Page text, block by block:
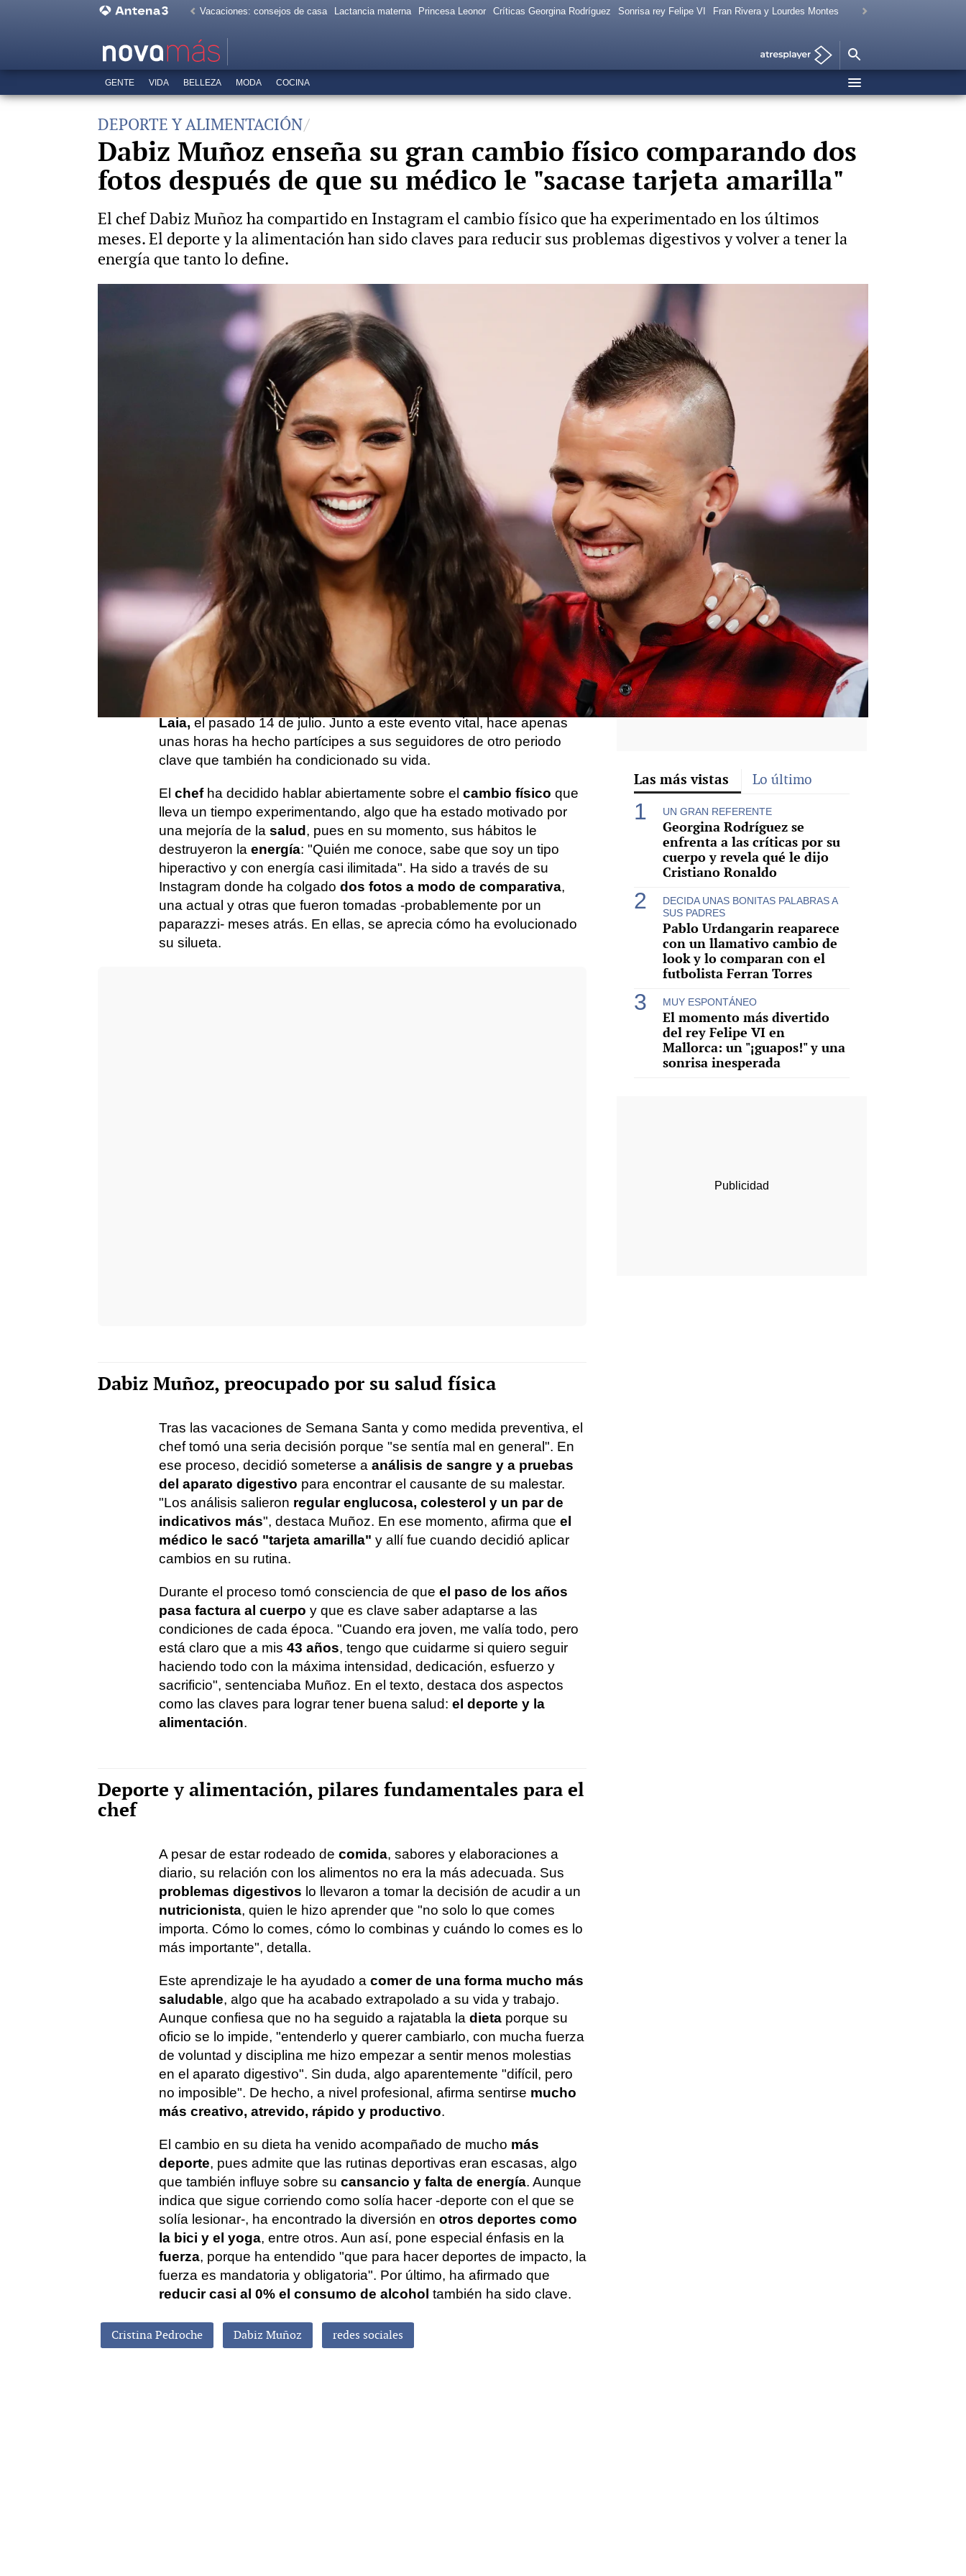
Vacaciones: consejos de casa Lactancia materna Princesa Leonor Críticas Georgina Rodríguez Sonrisa rey Felipe VI Fran Rivera y Lourdes Montes
GENTE VIDA BELLEZA MODA COCINA
DEPORTE Y ALIMENTACIÓN
Dabiz Muñoz enseña su gran cambio físico comparando dos
fotos después de que su médico le "sacase tarjeta amarilla"
El chef Dabiz Muñoz ha compartido en Instagram el cambio físico que ha experimentado en los últimos
meses. El deporte y la alimentación han sido claves para reducir sus problemas digestivos y volver a tener la
energía que tanto lo define.
Cristina Pedroche y Dabiz Muñoz ya son padres: Publican la primera foto de su hija y desvelan su nombre
Cristina Pedroche cuenta que Dabiz Muñoz "está comiéndose todo el chaparrón" del embarazo: "Hay veces que digo 'ay pobre'"
Míriam Martos
Barcelona
16 de agosto de 2023, 14:28
WhatsappFacebook
X Flipboard
Recientemente, la vida de Dabiz Muñoz , considerado uno de los
mejores cocineros del mundo
, ha cambiado considerablemente.
Hace apenas unas semanas se convertía en padre junto a su mujer,
Cristina Pedroche
. La pareja dio la bienvenida a
su primera hija,
Laia, el pasado 14 de julio. Junto a este evento vital, hace apenas
unas horas ha hecho partícipes a sus seguidores de otro periodo
clave que también ha condicionado su vida.
El chef ha decidido hablar abiertamente sobre el cambio físico que
lleva un tiempo experimentando, algo que ha estado motivado por
una mejoría de la salud , pues en su momento, sus hábitos le
destruyeron la energía: "Quién me conoce, sabe que soy un tipo
hiperactivo y con energía casi ilimitada". Ha sido a través de su
Instagram donde ha colgado dos fotos a modo de comparativa,
una actual y otras que fueron tomadas -probablemente por un
paparazzi- meses atrás. En ellas, se aprecia cómo ha evolucionado
su silueta.
Dabiz Muñoz, preocupado por su salud física
Tras las vacaciones de Semana Santa y como medida preventiva, el
chef tomó una seria decisión porque "se sentía mal en general". En
ese proceso, decidió someterse a análisis de sangre y a pruebas
del aparato digestivo para encontrar el causante de su malestar.
"Los análisis salieron regular englucosa, colesterol y un par de
indicativos más", destaca Muñoz. En ese momento, afirma que el
médico le sacó "tarjeta amarilla" y allí fue cuando decidió aplicar
cambios en su rutina.
Durante el proceso tomó consciencia de que el paso de los años
pasa factura al cuerpo y que es clave saber adaptarse a las
condiciones de cada época. "Cuando era joven, me valía todo, pero
está claro que a mis 43 años, tengo que cuidarme si quiero seguir
haciendo todo con la máxima intensidad, dedicación, esfuerzo y
sacrificio", sentenciaba Muñoz. En el texto, destaca dos aspectos
como las claves para lograr tener buena salud: el deporte y la
alimentación.
Deporte y alimentación, pilares fundamentales para el
chef
A pesar de estar rodeado de comida, sabores y elaboraciones a
diario, su relación con los alimentos no era la más adecuada. Sus
problemas digestivos lo llevaron a tomar la decisión de acudir a un
nutricionista, quien le hizo aprender que "no solo lo que comes
importa. Cómo lo comes, cómo lo combinas y cuándo lo comes es lo
más importante", detalla.
Este aprendizaje le ha ayudado a comer de una forma mucho más
saludable, algo que ha acabado extrapolado a su vida y trabajo.
Aunque confiesa que no ha seguido a rajatabla la dieta porque su
oficio se lo impide, "entenderlo y querer cambiarlo, con mucha fuerza
de voluntad y disciplina me hizo empezar a sentir menos molestias
en el aparato digestivo". Sin duda, algo aparentemente "difícil, pero
no imposible". De hecho, a nivel profesional, afirma sentirse mucho
más creativo, atrevido, rápido y productivo.
El cambio en su dieta ha venido acompañado de mucho más
deporte, pues admite que las rutinas deportivas eran escasas, algo
que también influye sobre su cansancio y falta de energía. Aunque
indica que sigue corriendo como solía hacer -deporte con el que se
solía lesionar-, ha encontrado la diversión en otros deportes como
la bici y el yoga, entre otros. Aun así, pone especial énfasis en la
fuerza, porque ha entendido "que para hacer deportes de impacto, la
fuerza es mandatoria y obligatoria". Por último, ha afirmado que
reducir casi al 0% el consumo de alcohol también ha sido clave.
Cristina Pedroche Dabiz Muñoz redes sociales
Las más vistas Lo último
UN GRAN REFERENTE
Georgina Rodríguez se
enfrenta a las críticas por su
cuerpo y revela qué le dijo
Cristiano Ronaldo
DECIDA UNAS BONITAS PALABRAS A
SUS PADRES
Pablo Urdangarin reaparece
con un llamativo cambio de
look y lo comparan con el
futbolista Ferran Torres
MUY ESPONTÁNEO
El momento más divertido
del rey Felipe VI en
Mallorca: un "¡guapos!" y una
sonrisa inesperada